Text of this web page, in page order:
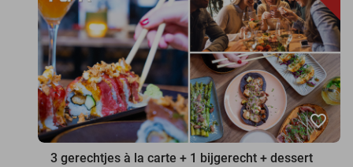
favorite_border
3 gerechtjes à la carte + 1 bijgerecht + dessert